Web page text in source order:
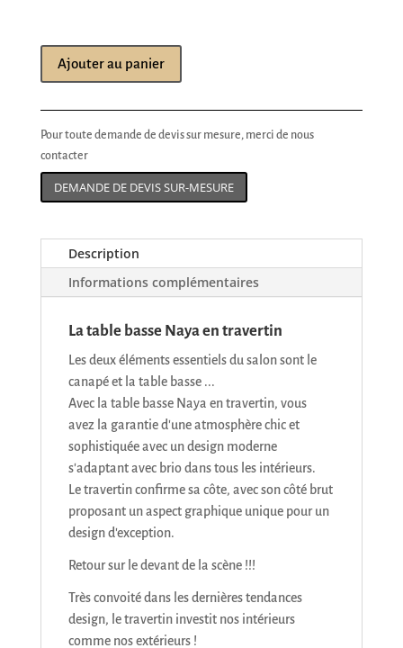
Ajouter au panier
Pour toute demande de devis sur mesure, merci de nous
contacter
DEMANDE DE DEVIS SUR-MESURE
Description
Informations complémentaires
La table basse Naya en travertin
Les deux éléments essentiels du salon sont le
canapé et la table basse ...
Avec la table basse Naya en travertin, vous
avez la garantie d'une atmosphère chic et
sophistiquée avec un design moderne
s'adaptant avec brio dans tous les intérieurs.
Le travertin confirme sa côte, avec son côté brut
proposant un aspect graphique unique pour un
design d'exception.
Retour sur le devant de la scène !!!
Très convoité dans les dernières tendances
design, le travertin investit nos intérieurs
comme nos extérieurs !